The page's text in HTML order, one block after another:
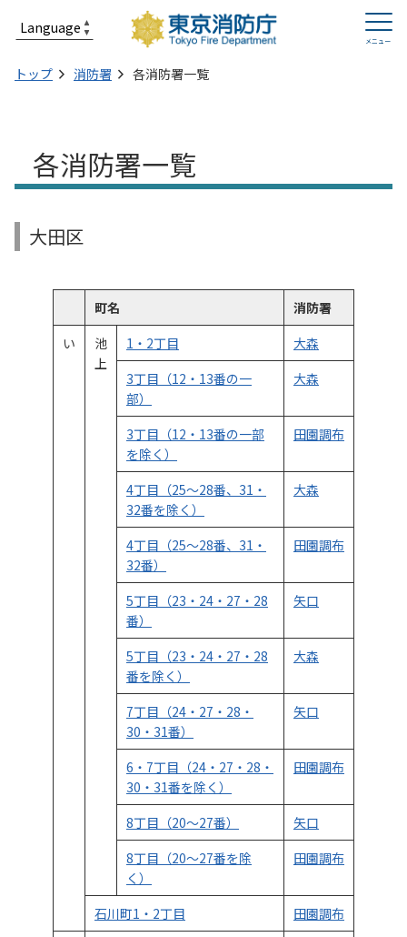
トップ 消防署 各消防署一覧
各消防署一覧
大田区
町名
消防署
い
池
上
1・2丁目
大森
3丁目（12・13番の一
部）
大森
3丁目（12・13番の一部
を除く）
田園調布
4丁目（25～28番、31・
32番を除く）
大森
4丁目（25～28番、31・
32番）
田園調布
5丁目（23・24・27・28
番）
矢口
5丁目（23・24・27・28
番を除く）
大森
7丁目（24・27・28・
30・31番）
矢口
6・7丁目（24・27・28・
30・31番を除く）
田園調布
8丁目（20～27番）
矢口
8丁目（20～27番を除
く）
田園調布
石川町1・2丁目
田園調布